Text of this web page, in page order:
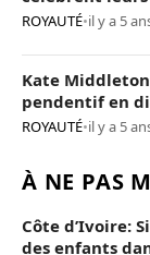
ROYAUTÉ•il y a 5
Kate
pendentif en
ROYAUTÉ•il y a 5
À NE PAS
Côte d’Ivoire:
des enfants